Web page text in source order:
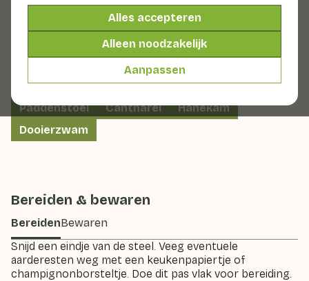
Alles accepteren
Alleen noodzakelijk
Aanpassen
genoemd. Het is een trechtervormige paddenstoel. De
kleur varieert van oranjegeel tot grijs. Cantharellen
waren lang alleen ‘wild’ te plukken. Ze komen nog
steeds in het wild voor, maar ze worden tegenwoordig
ook geteeld. De cantharel is heel populair in Frankrijk
Paddenstoel
Cantharel
Hanekam
Dooierzwam
Bereiden & bewaren
BereidenBewaren
Snijd een eindje van de steel. Veeg eventuele
aarderesten weg met een keukenpapiertje of
champignonborsteltje. Doe dit pas vlak voor bereiding.